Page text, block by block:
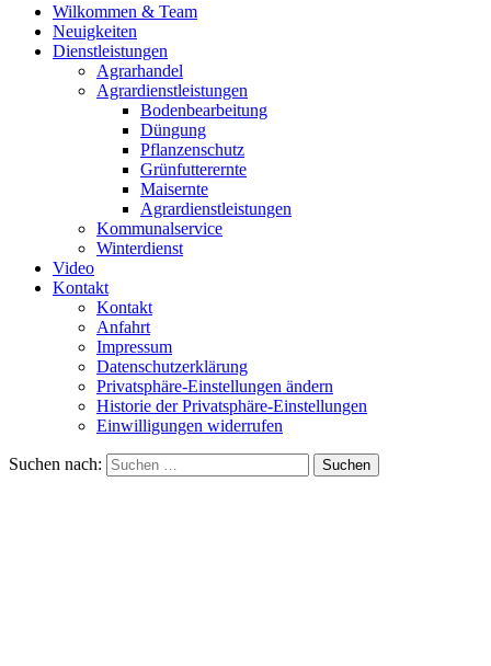
Wilkommen & Team
Neuigkeiten
Dienstleistungen
Agrarhandel
Agrardienstleistungen
Bodenbearbeitung
Düngung
Pflanzenschutz
Grünfutterernte
Maisernte
Agrardienstleistungen
Kommunalservice
Winterdienst
Video
Kontakt
Kontakt
Anfahrt
Impressum
Datenschutzerklärung
Privatsphäre-Einstellungen ändern
Historie der Privatsphäre-Einstellungen
Einwilligungen widerrufen
Suchen nach: